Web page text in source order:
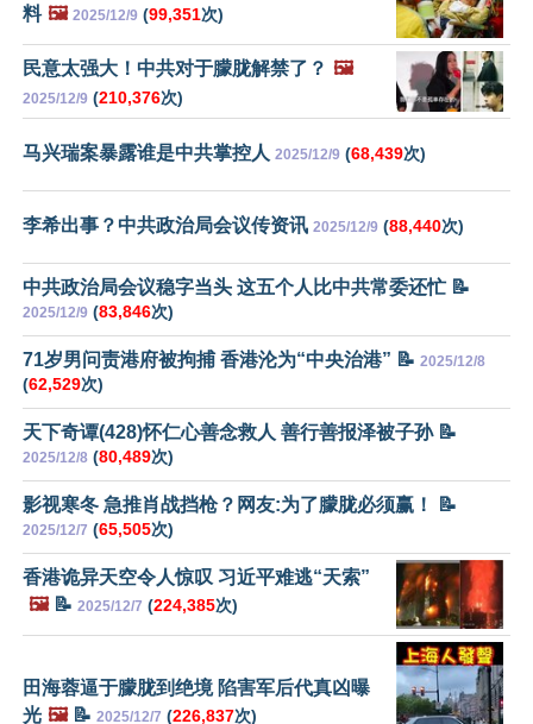
料 🖼️ 2025/12/9 (99,351次)
民意太强大！中共对于朦胧解禁了？ 🖼️
2025/12/9 (210,376次)
马兴瑞案暴露谁是中共掌控人 2025/12/9 (68,439次)
李希出事？中共政治局会议传资讯 2025/12/9 (88,440次)
中共政治局会议稳字当头 这五个人比中共常委还忙 📝
2025/12/9 (83,846次)
71岁男问责港府被拘捕 香港沦为“中央治港” 📝 2025/12/8
(62,529次)
天下奇谭(428)怀仁心善念救人 善行善报泽被子孙 📝
2025/12/8 (80,489次)
影视寒冬 急推肖战挡枪？网友:为了朦胧必须赢！ 📝
2025/12/7 (65,505次)
香港诡异天空令人惊叹 习近平难逃“天索”
🖼️📝 2025/12/7 (224,385次)
田海蓉逼于朦胧到绝境 陷害军后代真凶曝
光 🖼️📝 2025/12/7 (226,837次)